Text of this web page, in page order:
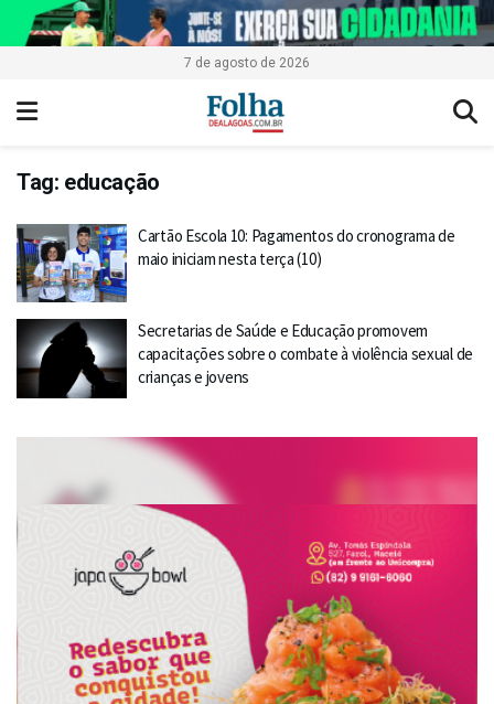
7 de agosto de 2026
Tag: educação
Cartão Escola 10: Pagamentos do cronograma de
maio iniciam nesta terça (10)
Secretarias de Saúde e Educação promovem
capacitações sobre o combate à violência sexual de
crianças e jovens